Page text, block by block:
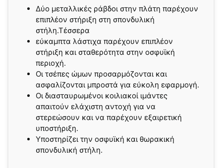
Δύο μεταλλικές ράβδοι στην πλάτη παρέχουν
επιπλέον στήριξη στη σπονδυλική
στήλη.Τέσσερα
εύκαμπτα λάστιχα παρέχουν επιπλέον
στήριξη και σταθερότητα στην οσφυϊκή
περιοχή.
Οι τσέπες ώμων προσαρμόζονται και
ασφαλίζονται μπροστά για εύκολη εφαρμογή.
Οι διασταυρωμένοι κοιλιακοί ιμάντες
απαιτούν ελάχιστη αντοχή για να
στερεώσουν και να παρέχουν εξαιρετική
υποστήριξη.
Υποστηρίζει την οσφυϊκή και θωρακική
σπονδυλική στήλη.